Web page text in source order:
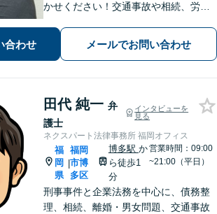
かせください！交通事故や相続、労
寄り添い、納得して次の一歩を踏み出
せるよう全力でサポートします【夜
合わせ メールでお問い合わせ
田代 純一 弁
護士
インタビューを
見る
ネクスパート法律事務所 福岡オフィス
福
岡
県
|
福岡
市博
多区
博多駅 か
ら徒歩1
分
営業時間：09:00
~21:00（平日）
刑事事件と企業法務を中心に、債務整
理、相続、離婚・男女問題、交通事故